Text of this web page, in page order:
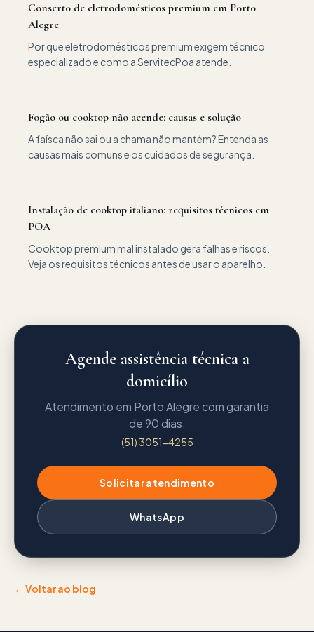
Conserto de eletrodomésticos premium em Porto
Alegre
Por que eletrodomésticos premium exigem técnico
especializado e como a ServitecPoa atende.
Fogão ou cooktop não acende: causas e solução
A faísca não sai ou a chama não mantém? Entenda as
causas mais comuns e os cuidados de segurança.
Instalação de cooktop italiano: requisitos técnicos em
POA
Cooktop premium mal instalado gera falhas e riscos.
Veja os requisitos técnicos antes de usar o aparelho.
Agende assistência técnica a
domicílio
Atendimento em Porto Alegre com garantia
de 90 dias.
(51) 3051-4255
Solicitar atendimento
WhatsApp
← Voltar ao blog